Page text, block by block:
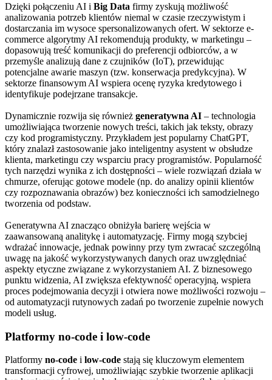
Dzięki połączeniu AI i Big Data firmy zyskują możliwość
analizowania potrzeb klientów niemal w czasie rzeczywistym i
dostarczania im wysoce spersonalizowanych ofert. W sektorze e-
commerce algorytmy AI rekomendują produkty, w marketingu –
dopasowują treść komunikacji do preferencji odbiorców, a w
przemyśle analizują dane z czujników (IoT), przewidując
potencjalne awarie maszyn (tzw. konserwacja predykcyjna). W
sektorze finansowym AI wspiera ocenę ryzyka kredytowego i
identyfikuje podejrzane transakcje.
Dynamicznie rozwija się również generatywna AI – technologia
umożliwiająca tworzenie nowych treści, takich jak teksty, obrazy
czy kod programistyczny. Przykładem jest popularny ChatGPT,
który znalazł zastosowanie jako inteligentny asystent w obsłudze
klienta, marketingu czy wsparciu pracy programistów. Popularność
tych narzędzi wynika z ich dostępności – wiele rozwiązań działa w
chmurze, oferując gotowe modele (np. do analizy opinii klientów
czy rozpoznawania obrazów) bez konieczności ich samodzielnego
tworzenia od podstaw.
Generatywna AI znacząco obniżyła barierę wejścia w
zaawansowaną analitykę i automatyzację. Firmy mogą szybciej
wdrażać innowacje, jednak powinny przy tym zwracać szczególną
uwagę na jakość wykorzystywanych danych oraz uwzględniać
aspekty etyczne związane z wykorzystaniem AI. Z biznesowego
punktu widzenia, AI zwiększa efektywność operacyjną, wspiera
proces podejmowania decyzji i otwiera nowe możliwości rozwoju –
od automatyzacji rutynowych zadań po tworzenie zupełnie nowych
modeli usług.
Platformy no-code i low-code
Platformy no-code i low-code stają się kluczowym elementem
transformacji cyfrowej, umożliwiając szybkie tworzenie aplikacji